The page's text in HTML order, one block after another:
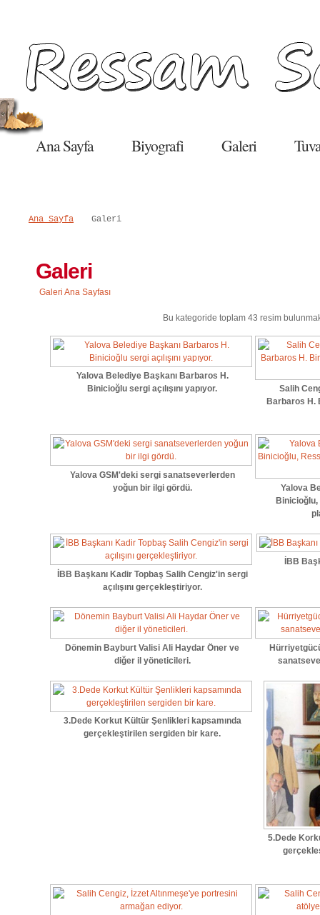
Ana Sayfa Biyografi Galeri
Ana Sayfa Galeri
Galeri
Galeri Ana Sayfası
Bu kategoride toplam 43 resim
Yalova Belediye Başkanı Barbaros H.
Binicioğlu sergi açılışını yapıyor.
Salih
Barbaros H.
Yalova GSM'deki sergi sanatseverlerden
yoğun bir ilgi gördü.
Yalova
Binicioğlu,
İBB Başkanı Kadir Topbaş Salih Cengiz'in sergi
açılışını gerçekleştiriyor.
İBB
Dönemin Bayburt Valisi Ali Haydar Öner ve
diğer il yöneticileri.
3.Dede Korkut Kültür Şenlikleri kapsamında
gerçekleştirilen sergiden bir kare.
5.Dede